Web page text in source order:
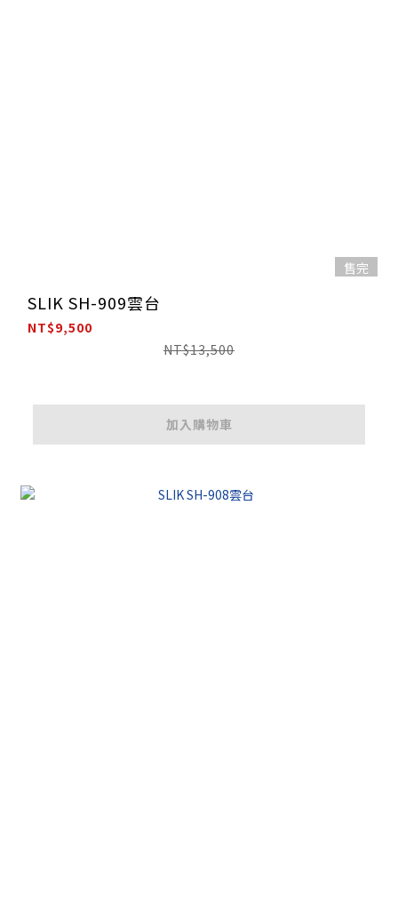
售完
SLIK SH-909雲台
NT$9,500
NT$13,500
加入購物車